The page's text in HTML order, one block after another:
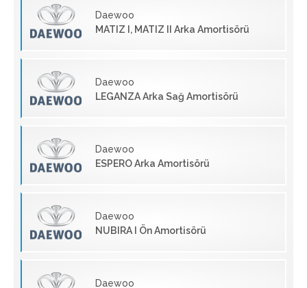
Daewoo
MATIZ I, MATIZ II Arka Amortisörü
Daewoo
LEGANZA Arka Sağ Amortisörü
Daewoo
ESPERO Arka Amortisörü
Daewoo
NUBIRA I Ön Amortisörü
Daewoo